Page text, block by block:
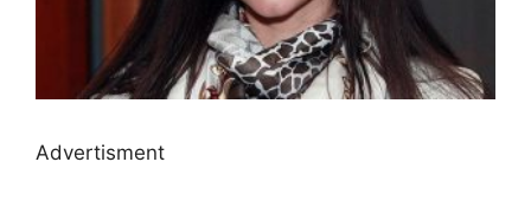
Advertisment